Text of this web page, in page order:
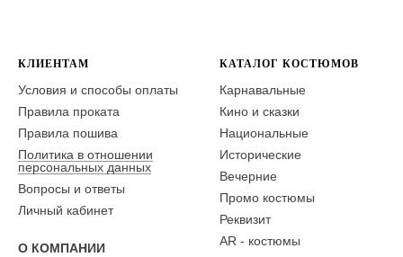
КЛИЕНТАМ
Условия и способы оплаты
Правила проката
Правила пошива
Политика в отношении
персональных данных
Вопросы и ответы
Личный кабинет
О КОМПАНИИ
КАТАЛОГ КОСТЮМОВ
Карнавальные
Кино и сказки
Национальные
Исторические
Вечерние
Промо костюмы
Реквизит
AR - костюмы